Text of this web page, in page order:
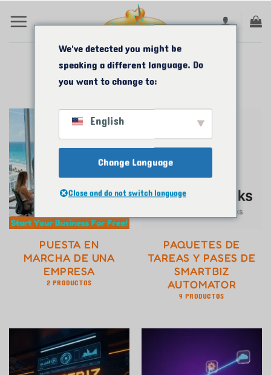
HOGAR /COMERCIO
PUESTA EN
MARCHA DE UNA
EMPRESA
2 PRODUCTOS
PAQUETES DE
TAREAS Y PASES DE
SMARTBIZ
AUTOMATOR
9 PRODUCTOS
We've detected you might be
speaking a different language. Do
you want to change to:
English
Change Language
Close and do not switch language